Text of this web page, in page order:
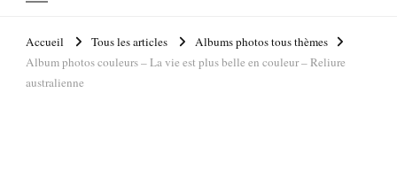
Accueil Tous les articles
Albums photos tous thèmes
Album photos couleurs – La vie est plus belle en couleur – Reliure
australienne